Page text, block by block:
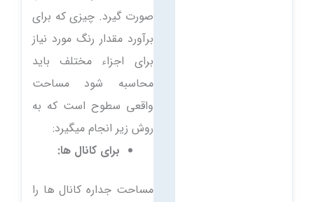
صورت گیرد. چیزی که برای
برآورد مقدار رنگ مورد نیاز
برای اجزاء مختلف باید
محاسبه شود مساحت
واقعی سطوح است که به
روش زیر انجام میگیرد:
برای کانال ها:
مساحت جداره کانال ها را